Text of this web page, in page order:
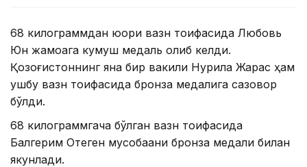
68 килограммдан юқори вазн тоифасида Любовь
Юн жамоага кумуш медаль олиб келди.
Қозоғистоннинг яна бир вакили Нурила Жарас ҳам
ушбу вазн тоифасида бронза медалига сазовор
бўлди.
68 килограммгача бўлган вазн тоифасида
Балгерим Отеген мусобақани бронза медали билан
якунлади.